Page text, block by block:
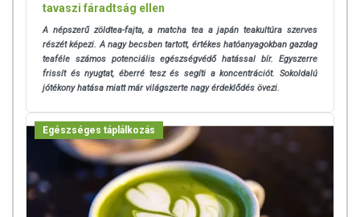
tavaszi fáradtság ellen
A népszerű zöldtea-fajta, a matcha tea a japán teakultúra szerves
részét képezi. A nagy becsben tartott, értékes hatóanyagokban gazdag
teaféle számos potenciális egészségvédő hatással bír. Egyszerre
frissít és nyugtat, éberré tesz és segíti a koncentrációt. Sokoldalú
jótékony hatása miatt már világszerte nagy érdeklődés övezi.
Egészséges táplálkozás